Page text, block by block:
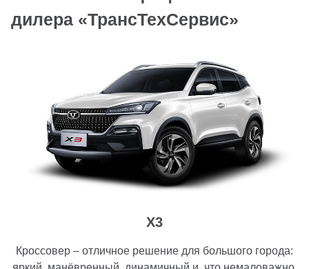
дилера «ТрансТехСервис»
X3
Кроссовер – отличное решение для большого города: